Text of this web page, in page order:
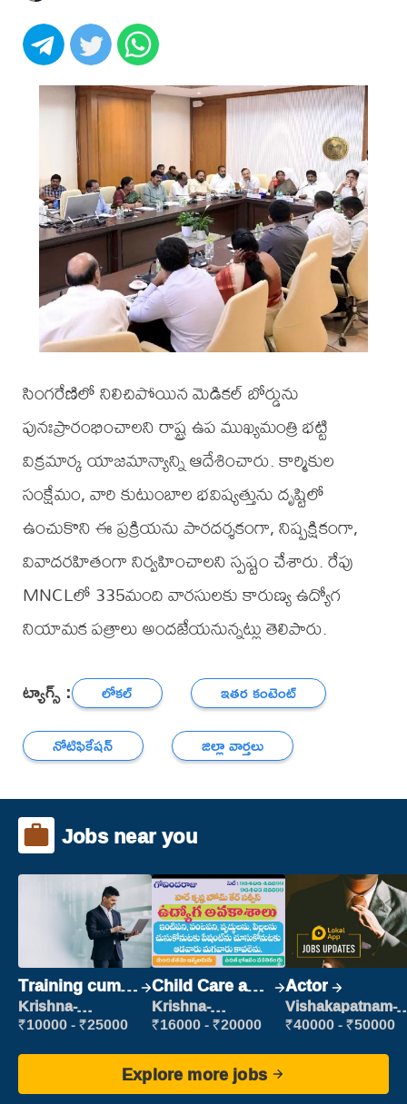
సింగరేణిలో నిలిచిపోయిన మెడికల్ బోర్డును
పునఃప్రారంభించాలని రాష్ట్ర ఉప ముఖ్యమంత్రి భట్టి
విక్రమార్క యాజమాన్యాన్ని ఆదేశించారు. కార్మికుల
సంక్షేమం, వారి కుటుంబాల భవిష్యత్తును దృష్టిలో
ఉంచుకొని ఈ ప్రక్రియను పారదర్శకంగా, నిష్పక్షికంగా,
వివాదరహితంగా నిర్వహించాలని స్పష్టం చేశారు. రేపు
MNCLలో 335మంది వారసులకు కారుణ్య ఉద్యోగ
నియామక పత్రాలు అందజేయనున్నట్లు తెలిపారు.
ట్యాగ్స్ : లోకల్
ఇతర కంటెంట్
నోటిఫికేషన్
జిల్లా వార్తలు
Jobs near you
Training cum
Placement
Krishna-
vijayawada
₹10000 - ₹25000
Child Care and
Patient care
Krishna-
vijayawada
₹16000 - ₹20000
Actor
Vishakapatnam-
new
₹40000 - ₹50000
Explore more jobs